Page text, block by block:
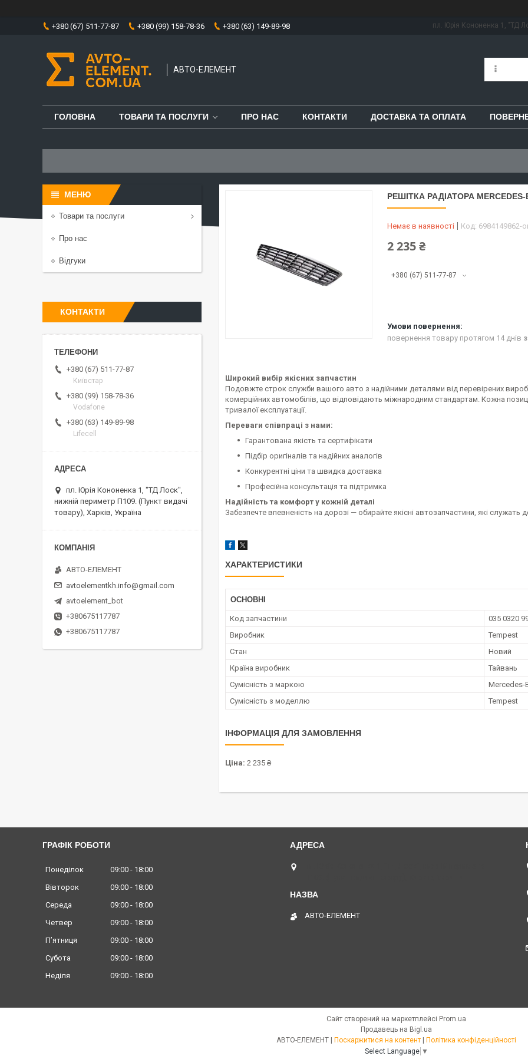
+380 (67) 511-77-87 +380 (99) 158-78-36 +380 (63) 149-89-98 пл. Юрія Кононенка 1, "ТД
АВТО-ЕЛЕМЕНТ
ГОЛОВНА ТОВАРИ ТА ПОСЛУГИ ПРО НАС КОНТАКТИ ДОСТАВКА ТА ОПЛАТА
РЕШІТКА РАДІАТОРА MERCEDES-
Немає в наявності Код: 6984149862-
2 235 ₴
+380 (67) 511-77-87
повернення товару протягом 14 днів
Широкий вибір якісних запчастин
Подовжте строк служби вашого авто з надійними деталями від перевірених
комерційних автомобілів, що відповідають міжнародним стандартам. Кожна
тривалої експлуатації.
Переваги співпраці з нами:
Гарантована якість та сертифікати
Підбір оригіналів та надійних аналогів
Конкурентні ціни та швидка доставка
Професійна консультація та підтримка
Надійність та комфорт у кожній деталі
Забезпечте впевненість на дорозі — обирайте якісні автозапчастини, які служать
ХАРАКТЕРИСТИКИ
ОСНОВНІ
Код запчастини
035 0320
Виробник
Tempest
Стан
Новий
Країна виробник
Тайвань
Сумісність з маркою
Mercedes-
Сумісність з моделлю
Tempest
ІНФОРМАЦІЯ ДЛЯ ЗАМОВЛЕННЯ
Ціна: 2 235 ₴
Товари та послуги
Про нас
Відгуки
КОНТАКТИ
+380 (67) 511-77-87
Київстар
+380 (99) 158-78-36
Vodafone
+380 (63) 149-89-98
Lifecell
пл. Юрія Кононенка 1, "ТД Лоск",
нижній периметр П109. (Пункт видачі
товару), Харків, Україна
АВТО-ЕЛЕМЕНТ
avtoelementkh.info@gmail.com
avtoelement_bot
+380675117787
+380675117787
ГРАФІК РОБОТИ
Понеділок 09:00
18:00
Вівторок
09:00
18:00
Середа
09:00
18:00
Четвер
09:00
18:00
Пʼятниця
09:00
18:00
Субота
09:00
18:00
Неділя
09:00 18:00
АВТО-ЕЛЕМЕНТ
Сайт створений на маркетплейсі Prom.ua
Продавець на Bigl.ua
Поскаржитися на контент
Політика конфіденційності
Select Language ▼